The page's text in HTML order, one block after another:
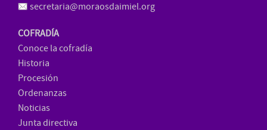
secretaria@moraosdaimiel.org
COFRADÍA
Conoce la cofradía
Historia
Procesión
Ordenanzas
Noticias
Junta directiva